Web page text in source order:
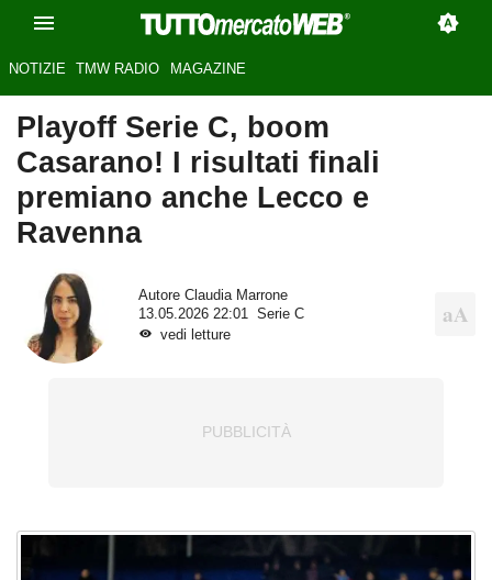
NOTIZIE TMW RADIO MAGAZINE
Playoff Serie C, boom
Casarano! I risultati finali
premiano anche Lecco e
Ravenna
Autore Claudia Marrone
13.05.2026 22:01
Serie C
vedi letture